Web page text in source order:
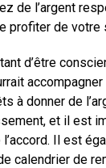
de l’argent
profiter de votre
d’être
à donner de
et il est
Il est
calendrier de